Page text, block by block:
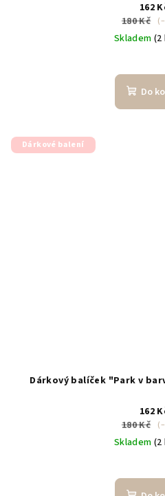
162
180 Kč
Skladem(2
Do
Dárkové balení
Dárkový balíček "Park v
162
180 Kč
Skladem(2